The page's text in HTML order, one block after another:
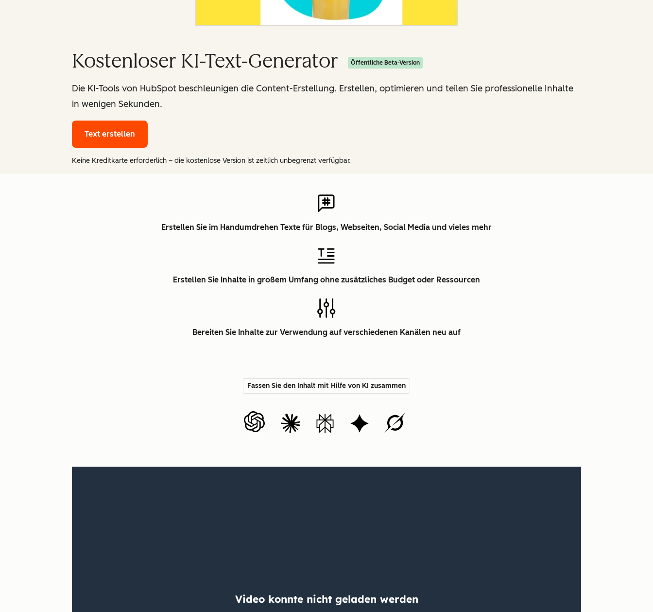
Kostenloser KI-Text-Generator Öffentliche Beta-Version
Die KI-Tools von HubSpot beschleunigen die Content-Erstellung. Erstellen, optimieren und teilen Sie professionelle Inhalte
in wenigen Sekunden.
Text erstellen
Keine Kreditkarte erforderlich – die kostenlose Version ist zeitlich unbegrenzt verfügbar.
Erstellen Sie im Handumdrehen Texte für Blogs, Webseiten, Social Media und vieles mehr
Erstellen Sie Inhalte in großem Umfang ohne zusätzliches Budget oder Ressourcen
Bereiten Sie Inhalte zur Verwendung auf verschiedenen Kanälen neu auf
Fassen Sie den Inhalt mit Hilfe von KI zusammen